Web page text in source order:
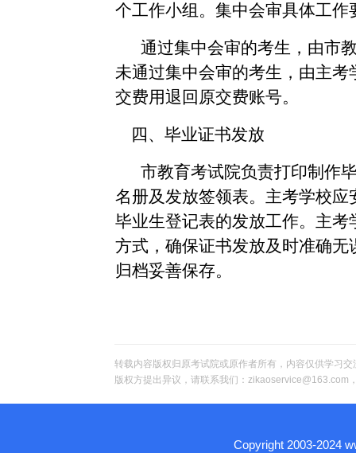
个工作小组。集中会审具体工
通过集中会审的考生，由市
未通过集中会审的考生，由主
交费用退回原交费账号。
四、毕业证书发放
市教育考试院负责打印制作
名册及发放签领表。主考学校
毕业生登记表的发放工作。主
方式，确保证书发放及时准确
归档妥善保存。
转载内容版权归原考试院或原作者所有，内容仅供学习
版权方提出异议，请联系我们：zikaoservice@163.com
Copyright 2003-2024